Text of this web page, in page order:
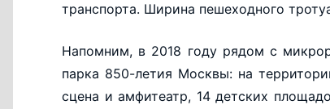
транспорта. Ширина пешеходного
Напомним, в 2018 году рядом с
парка 850-летия Москвы: на
сцена и амфитеатр, 14 детских